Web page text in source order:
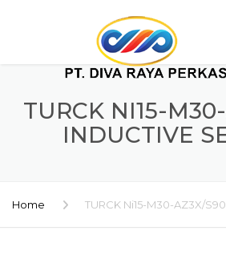
TURCK NI15-
INDUCTIVE
Home TURCK Ni15-M30-AZ3X/